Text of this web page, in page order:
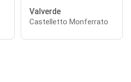
Valverde
Castelletto Monferrato